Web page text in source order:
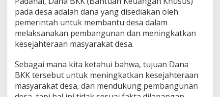
pada desa adalah dana yang disediakan oleh
pemerintah untuk membantu desa dalam
melaksanakan pembangunan dan meningkatkan
kesejahteraan masyarakat desa.
Sebagai mana kita ketahui bahwa, tujuan Dana
BKK tersebut untuk meningkatkan kesejahteraan
masyarakat desa, dan mendukung pembangunan